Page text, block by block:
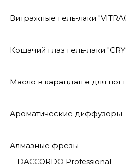
Витражные гель-лаки
Кошачий глаз гель-лаки
Масло в карандаше для
Ароматические диффузоры
Алмазные фрезы
DACCORDO Professional